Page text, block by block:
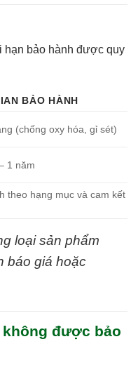
hạn bảo hành được quy
BẢO HÀNH
(chống oxy hóa, gỉ sét)
1 năm
theo hạng mục và cam kết
loại sản phẩm
báo giá hoặc
được bảo